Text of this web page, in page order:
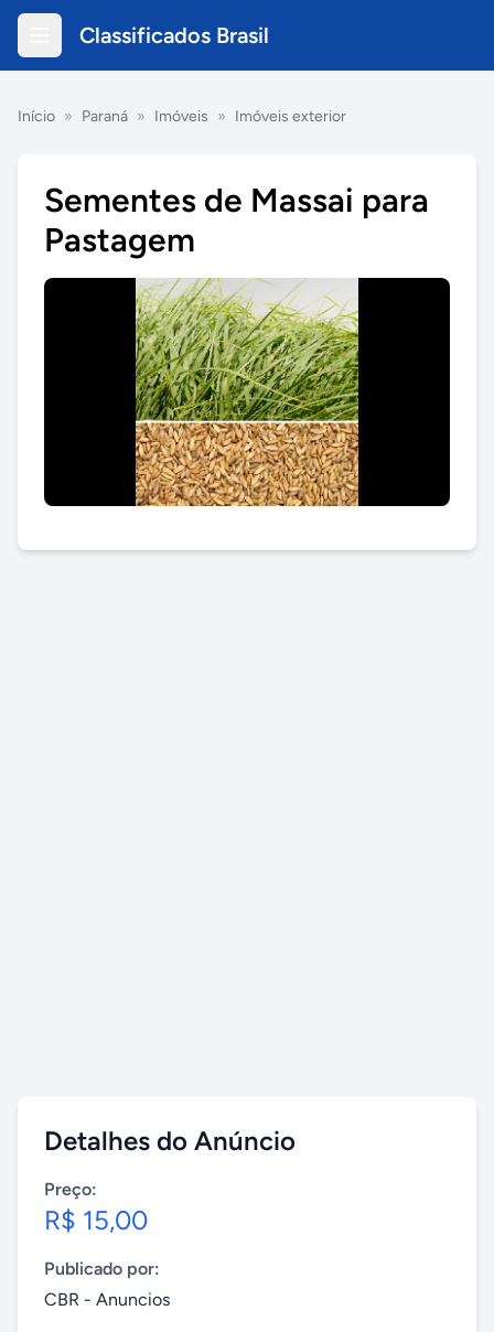
Classificados Brasil
Início » Paraná » Imóveis » Imóveis exterior
Sementes de Massai para
Pastagem
Detalhes do Anúncio
Preço:
R$ 15,00
Publicado por:
CBR - Anuncios